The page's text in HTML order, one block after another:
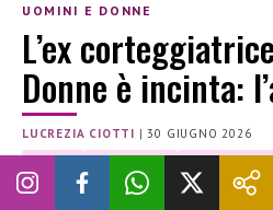
UOMINI E DONNE
L’ex
Donne è incinta:
LUCREZIA CIOTTI |30 GIUGNO 2026